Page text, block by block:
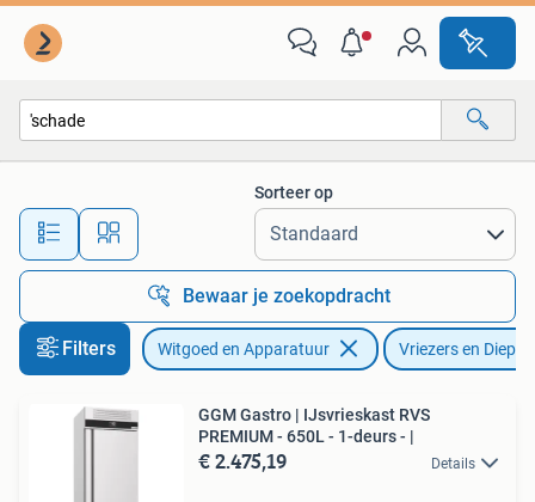
Alle afstanden…
Sorteer op
Bewaar je zoekopdracht
Filters Witgoed en Apparatuur Vriezers en
GGM Gastro | IJsvrieskast RVS
PREMIUM - 650L - 1-deurs - |
€ 2.475,19 Details